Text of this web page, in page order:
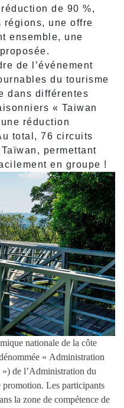
de 90 %,
régions, une offre
ensemble, une
de l’événement
du tourisme
dans différentes
« Taiwan
réduction
total, 76 circuits
permettant
en groupe !
nationale de la côte
« Administration
de l’Administration du
promotion. Les participants
la zone de compétence de